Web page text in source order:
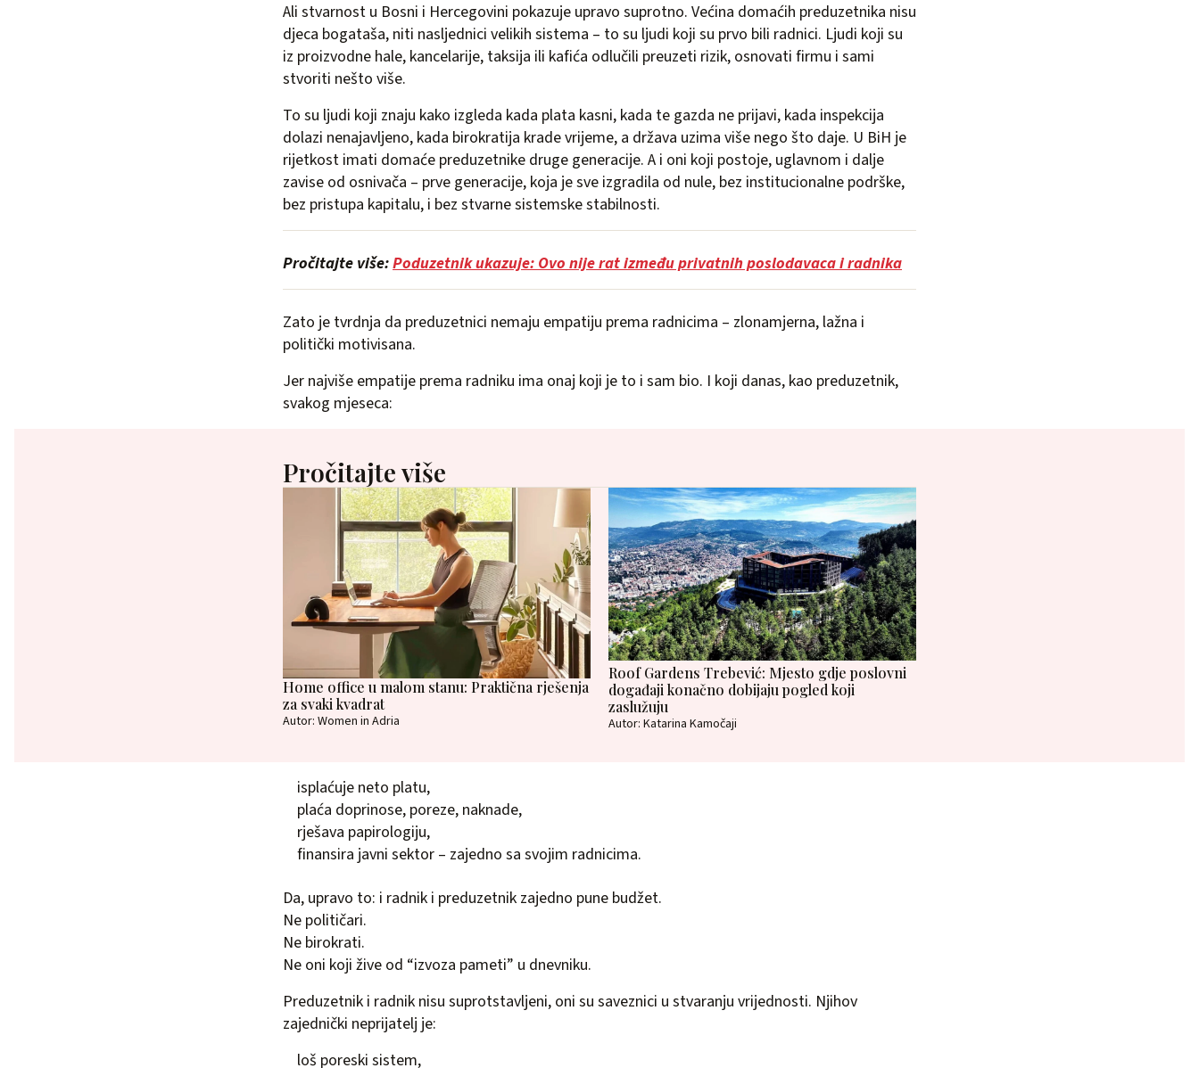
Ali stvarnost u Bosni i Hercegovini pokazuje upravo suprotno. Većina domaćih preduzetnika nisu
djeca bogataša, niti nasljednici velikih sistema – to su ljudi koji su prvo bili radnici. Ljudi koji su
iz proizvodne hale, kancelarije, taksija ili kafića odlučili preuzeti rizik, osnovati firmu i sami
stvoriti nešto više.
To su ljudi koji znaju kako izgleda kada plata kasni, kada te gazda ne prijavi, kada inspekcija
dolazi nenajavljeno, kada birokratija krade vrijeme, a država uzima više nego što daje. U BiH je
rijetkost imati domaće preduzetnike druge generacije. A i oni koji postoje, uglavnom i dalje
zavise od osnivača – prve generacije, koja je sve izgradila od nule, bez institucionalne podrške,
bez pristupa kapitalu, i bez stvarne sistemske stabilnosti.
Pročitajte više:Poduzetnik ukazuje: Ovo nije rat između privatnih poslodavaca i radnika
Zato je tvrdnja da preduzetnici nemaju empatiju prema radnicima – zlonamjerna, lažna i
politički motivisana.
Jer najviše empatije prema radniku ima onaj koji je to i sam bio. I koji danas, kao preduzetnik,
svakog mjeseca:
Pročitajte više
Home office u malom stanu: Praktična rješenja
za svaki kvadrat
Autor: Women in Adria
Roof Gardens Trebević: Mjesto gdje poslovni
događaji konačno dobijaju pogled koji
zaslužuju
Autor: Katarina Kamočaji
isplaćuje neto platu,
plaća doprinose, poreze, naknade,
rješava papirologiju,
finansira javni sektor – zajedno sa svojim radnicima.
Da, upravo to: i radnik i preduzetnik zajedno pune budžet.
Ne političari.
Ne birokrati.
Ne oni koji žive od “izvoza pameti” u dnevniku.
Preduzetnik i radnik nisu suprotstavljeni, oni su saveznici u stvaranju vrijednosti. Njihov
zajednički neprijatelj je:
loš poreski sistem,